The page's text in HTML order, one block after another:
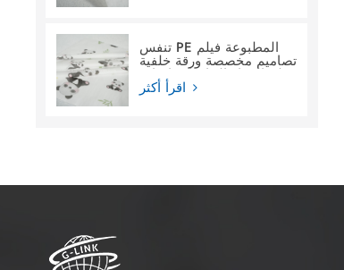
تنفس PE المطبوعة فيلم
تصاميم مخصصة ورقة خلفية
فيلم المواد الخام لحفاضات
الأطفال